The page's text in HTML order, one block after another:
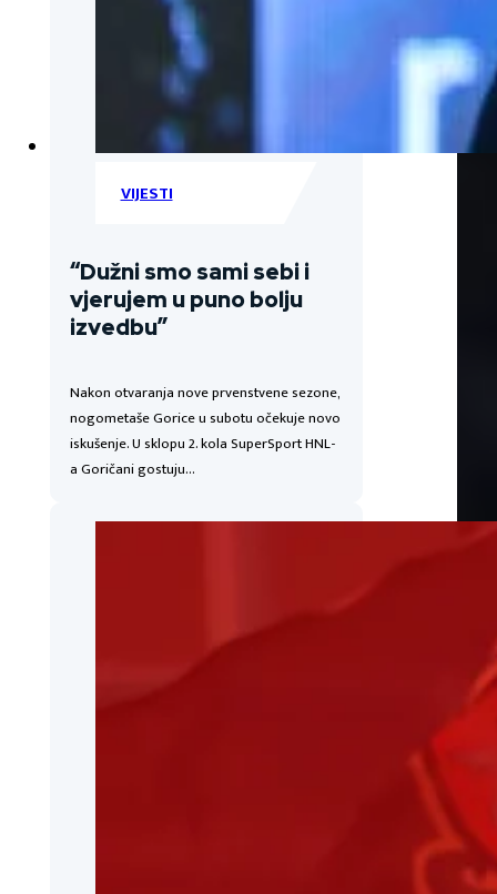
VIJESTI
“Dužni smo sami sebi i
vjerujem u puno bolju
izvedbu”
Nakon otvaranja nove prvenstvene sezone,
nogometaše Gorice u subotu očekuje novo
iskušenje. U sklopu 2. kola SuperSport HNL-
a Goričani gostuju…